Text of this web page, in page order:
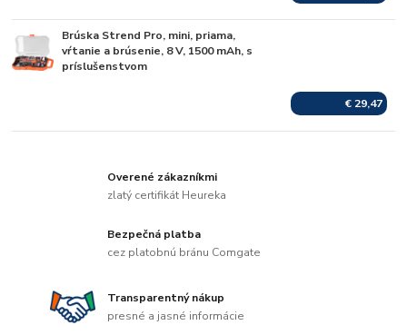
Brúska Strend Pro, mini, priama,
vŕtanie a brúsenie, 8 V, 1500 mAh, s
príslušenstvom
€ 29,47
Overené zákazníkmi
zlatý certifikát Heureka
Bezpečná platba
cez platobnú bránu Comgate
Transparentný nákup
presné a jasné informácie